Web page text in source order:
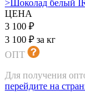
>Шоколад белый
ЦЕНА
3 100 ₽
3 100 ₽ за кг
ОПТ
Для получения
перейдите на